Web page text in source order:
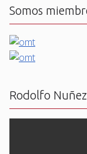
Somos
Rodolfo